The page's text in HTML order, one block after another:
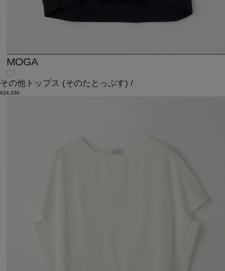
MOGA
その他トップス (そのたとっぷす) /
¥24,200